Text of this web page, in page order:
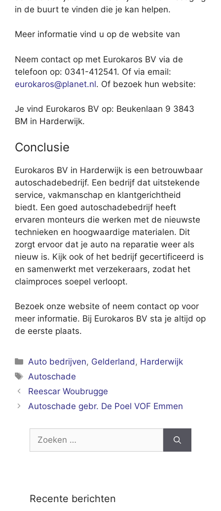
in de buurt te vinden die je kan helpen.
Meer informatie vind u op de website van
Neem contact op met Eurokaros BV via de
telefoon op: 0341-412541. Of via email:
eurokaros@planet.nl. Of bezoek hun website:
Je vind Eurokaros BV op: Beukenlaan 9 3843
BM in Harderwijk.
Conclusie
Eurokaros BV in Harderwijk is een betrouwbaar
autoschadebedrijf. Een bedrijf dat uitstekende
service, vakmanschap en klantgerichtheid
biedt. Een goed autoschadebedrijf heeft
ervaren monteurs die werken met de nieuwste
technieken en hoogwaardige materialen. Dit
zorgt ervoor dat je auto na reparatie weer als
nieuw is. Kijk ook of het bedrijf gecertificeerd is
en samenwerkt met verzekeraars, zodat het
claimproces soepel verloopt.
Bezoek onze website of neem contact op voor
meer informatie. Bij Eurokaros BV sta je altijd op
de eerste plaats.
Categorieën
Auto bedrijven, Gelderland, Harderwijk
Tags
Autoschade
Reescar Woubrugge
Autoschade gebr. De Poel VOF Emmen
Zoek
Recente berichten